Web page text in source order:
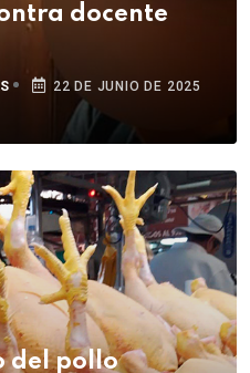
docente
22 DE JUNIO DE 2025
del pollo